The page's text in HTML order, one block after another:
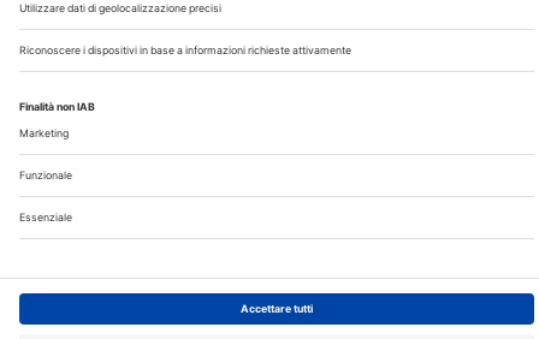
©2026 Edra S.p.a | www.edraspa.it | P.iva 08056040960
| Tel. 02/881841 | Sede legale: Viale Enrico Forlanini 21 -
20134 Milano (Italy)
5/05/2022